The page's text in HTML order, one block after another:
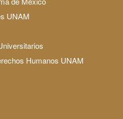
UNAM
Humanos UNAM